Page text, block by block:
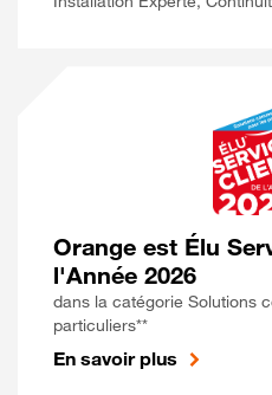
Orange est Élu
l'Année 2026
dans la catégorie Solutions
particuliers**
En savoir plus